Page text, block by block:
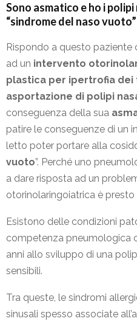
Sono asmatico e ho i polipi
“sindrome del naso
Rispondo a questo
ad un intervento
plastica per ipertrofia dei
asportazione di polipi
conseguenza della sua
patire le conseguenze di un
letto poter portare alla
vuoto”. Perché uno
a dare risposta ad un
otorinolaringoiatrica è
Esistono delle condizioni
competenza pneumologica
anni allo sviluppo di una
sensibili.
Tra queste, le sindromi
sinusali spesso associate